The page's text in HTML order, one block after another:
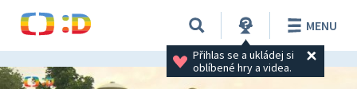
Přihlas se a ukládej si
oblíbené hry a videa.
MENU